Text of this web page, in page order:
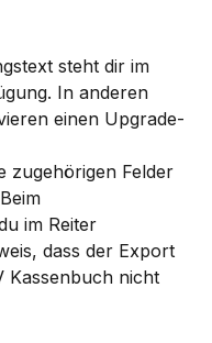
steht dir im
In anderen
einen Upgrade-
zugehörigen Felder
im Reiter
dass der Export
Kassenbuch nicht